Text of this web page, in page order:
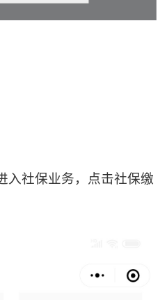
入社保业务，点击社保缴